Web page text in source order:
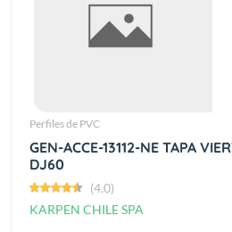
Perfiles de PVC
GEN-ACCE-13112-NE TAPA
DJ60
(4.0)
KARPEN CHILE SPA